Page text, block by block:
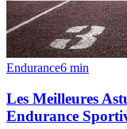
Endurance6 min
Les Meilleures
Endurance